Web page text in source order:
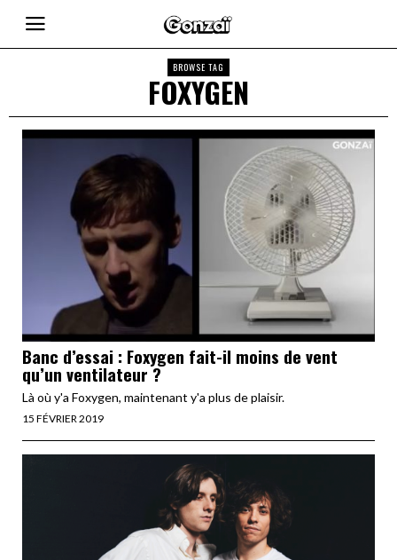
BROWSE TAG
FOXYGEN
Banc d’essai : Foxygen fait-il moins de vent
qu’un ventilateur ?
Là où y'a Foxygen, maintenant y'a plus de plaisir.
15 FÉVRIER 2019